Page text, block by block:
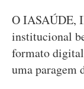
O IASAÚDE,
institucional
formato
uma paragem